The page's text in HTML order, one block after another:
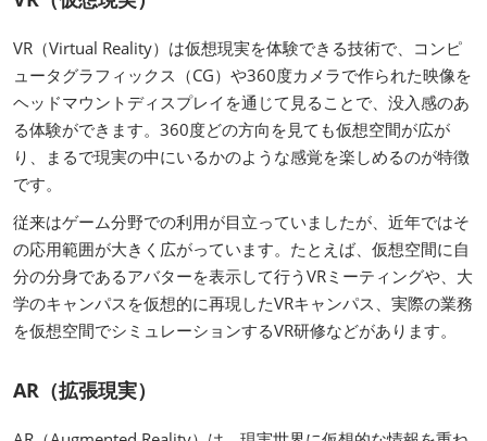
VR（Virtual Reality）は仮想現実を体験できる技術で、コンピ
ュータグラフィックス（CG）や360度カメラで作られた映像を
ヘッドマウントディスプレイを通じて見ることで、没入感のあ
る体験ができます。360度どの方向を見ても仮想空間が広が
り、まるで現実の中にいるかのような感覚を楽しめるのが特徴
です。
従来はゲーム分野での利用が目立っていましたが、近年ではそ
の応用範囲が大きく広がっています。たとえば、仮想空間に自
分の分身であるアバターを表示して行うVRミーティングや、大
学のキャンパスを仮想的に再現したVRキャンパス、実際の業務
を仮想空間でシミュレーションするVR研修などがあります。
AR（拡張現実）